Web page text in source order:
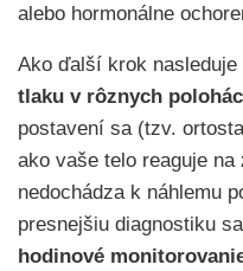
alebo hormonálne
Ako ďalší krok nasleduje
tlaku v rôznych
postavení sa (tzv.
ako vaše telo reaguje na
nedochádza k náhlemu
presnejšiu diagnostiku
hodinové